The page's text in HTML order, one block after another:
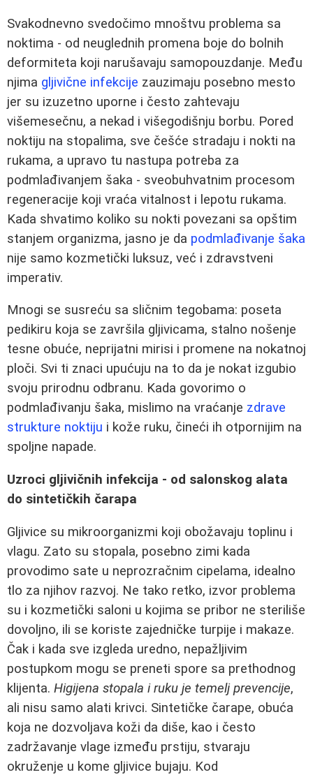
Svakodnevno svedočimo mnoštvu problema sa
noktima - od neuglednih promena boje do bolnih
deformiteta koji narušavaju samopouzdanje. Među
njima gljivične infekcije zauzimaju posebno mesto
jer su izuzetno uporne i često zahtevaju
višemesečnu, a nekad i višegodišnju borbu. Pored
noktiju na stopalima, sve češće stradaju i nokti na
rukama, a upravo tu nastupa potreba za
podmlađivanjem šaka - sveobuhvatnim procesom
regeneracije koji vraća vitalnost i lepotu rukama.
Kada shvatimo koliko su nokti povezani sa opštim
stanjem organizma, jasno je da podmlađivanje šaka
nije samo kozmetički luksuz, već i zdravstveni
imperativ.
Mnogi se susreću sa sličnim tegobama: poseta
pedikiru koja se završila gljivicama, stalno nošenje
tesne obuće, neprijatni mirisi i promene na nokatnoj
ploči. Svi ti znaci upućuju na to da je nokat izgubio
svoju prirodnu odbranu. Kada govorimo o
podmlađivanju šaka, mislimo na vraćanje zdrave
strukture noktiju i kože ruku, čineći ih otpornijim na
spoljne napade.
Uzroci gljivičnih infekcija - od salonskog alata
do sintetičkih čarapa
Gljivice su mikroorganizmi koji obožavaju toplinu i
vlagu. Zato su stopala, posebno zimi kada
provodimo sate u neprozračnim cipelama, idealno
tlo za njihov razvoj. Ne tako retko, izvor problema
su i kozmetički saloni u kojima se pribor ne steriliše
dovoljno, ili se koriste zajedničke turpije i makaze.
Čak i kada sve izgleda uredno, nepažljivim
postupkom mogu se preneti spore sa prethodnog
klijenta. Higijena stopala i ruku je temelj prevencije,
ali nisu samo alati krivci. Sintetičke čarape, obuća
koja ne dozvoljava koži da diše, kao i često
zadržavanje vlage između prstiju, stvaraju
okruženje u kome gljivice bujaju. Kod